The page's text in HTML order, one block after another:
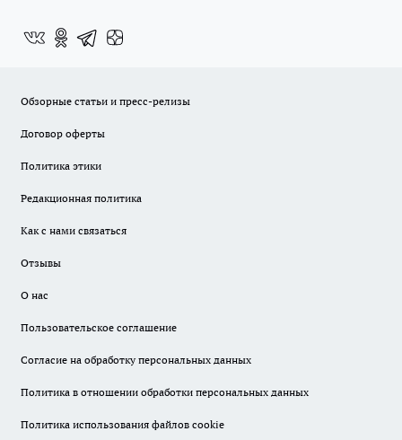
Обзорные статьи и пресс-релизы
Договор оферты
Политика этики
Редакционная политика
Как с нами связаться
Отзывы
О нас
Пользовательское соглашение
Согласие на обработку персональных данных
Политика в отношении обработки персональных данных
Политика использования файлов cookie